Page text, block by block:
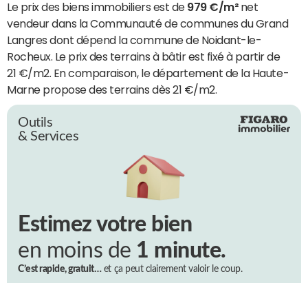
Le prix des biens immobiliers est de 979 €/m²net
vendeur dans la Communauté de communes du Grand
Langres dont dépend la commune de Noidant-le-
Rocheux. Le prix des terrains à bâtir est fixé à partir de
21 €/m2. En comparaison, le département de la Haute-
Marne propose des terrains dès 21 €/m2.
Outils
& Services
Estimez votre bien
en moins de 1 minute.
C’est rapide, gratuit…et ça peut clairement valoir le coup.